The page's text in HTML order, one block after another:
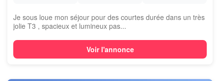
Je sous loue mon séjour pour des courtes durée dans un très
jolie T3 , spacieux et lumineux pas...
Voir l'annonce